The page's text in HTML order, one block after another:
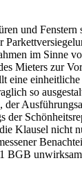
und Fenstern
im Sinne
Mieters zur
eine
so
der
Klausel nicht
BGB